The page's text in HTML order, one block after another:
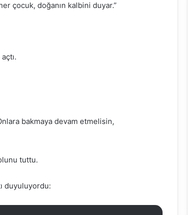
çocuk, doğanın kalbini duyar.”
bakmaya devam etmelisin,
tuttu.
duyuluyordu: